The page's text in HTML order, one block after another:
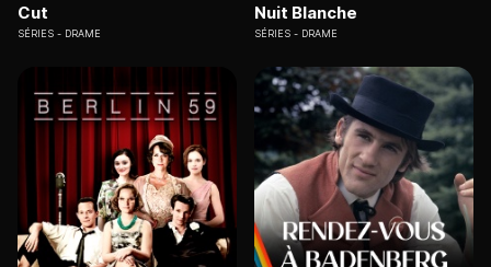
Cut
SÉRIES DRAME
Nuit Blanche
SÉRIES DRAME